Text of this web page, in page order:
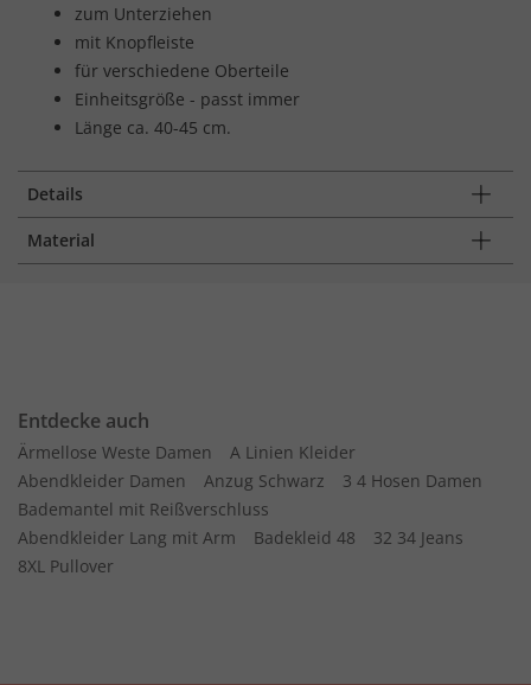
zum Unterziehen
mit Knopfleiste
für verschiedene Oberteile
Einheitsgröße - passt immer
Länge ca. 40-45 cm.
Details
Material
Entdecke auch
Ärmellose Weste Damen
A Linien Kleider
Abendkleider Damen
Anzug Schwarz
3 4 Hosen Damen
Bademantel mit Reißverschluss
Abendkleider Lang mit Arm
Badekleid 48
32 34 Jeans
8XL Pullover